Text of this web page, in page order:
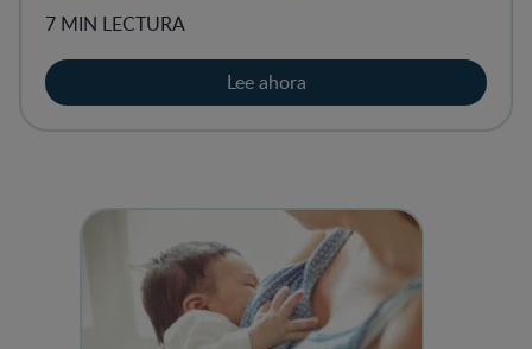
7 MIN LECTURA
Lee ahora